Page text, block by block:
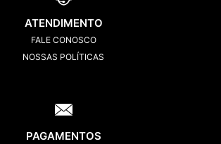
ATENDIMENTO
FALE CONOSCO
NOSSAS POLÍTICAS
PAGAMENTOS